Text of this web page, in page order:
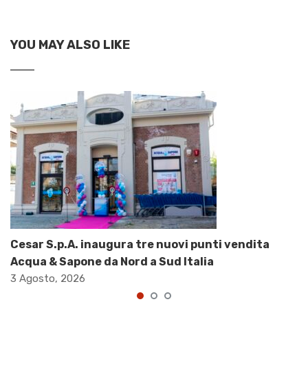
YOU MAY ALSO LIKE
Cesar S.p.A. inaugura tre nuovi punti vendita
Acqua & Sapone da Nord a Sud Italia
3 Agosto, 2026